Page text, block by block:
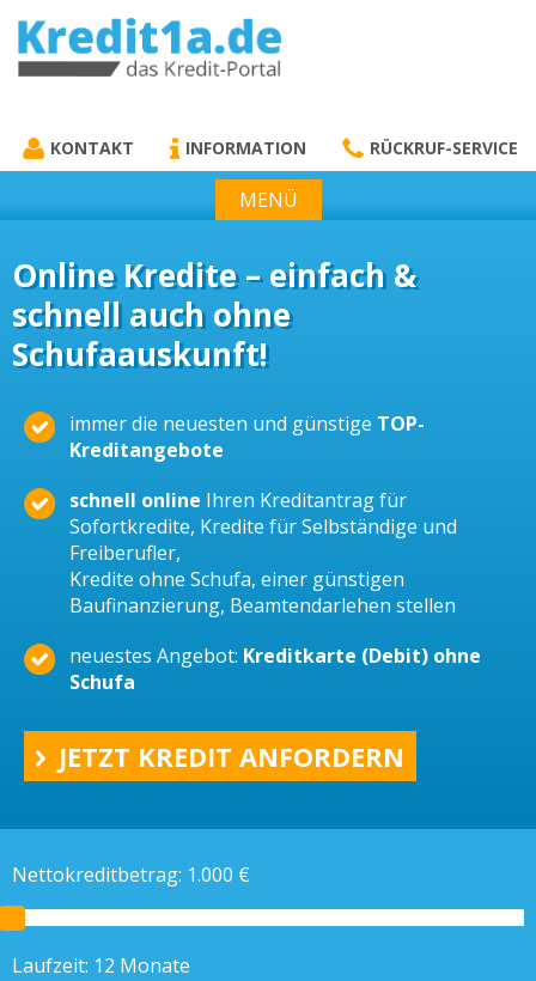
KREDIT1A.DE
KONTAKT INFORMATION RÜCKRUF-SERVICE
MENÜ
Online Kredite – einfach &
schnell auch ohne
Schufaauskunft!
immer die neuesten und günstige TOP-
Kreditangebote
schnell online Ihren Kreditantrag für
Sofortkredite, Kredite für Selbständige und
Freiberufler,
Kredite ohne Schufa, einer günstigen
Baufinanzierung, Beamtendarlehen stellen
neuestes Angebot: Kreditkarte (Debit) ohne
Schufa
JETZT KREDIT ANFORDERN
Nettokreditbetrag: 1.000 €
Laufzeit: 12 Monate